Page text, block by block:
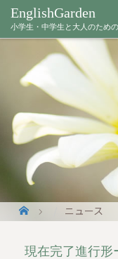
EnglishGarden
小学生・中学生と大人のため
ニュース
現在完了進行形